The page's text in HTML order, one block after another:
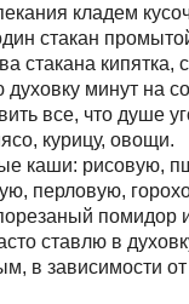
кладем
стакан
стакана кипятка,
минут на
все, что душе
курицу, овощи.
каши: рисовую,
перловую,
помидор
ставлю в
в зависимости от